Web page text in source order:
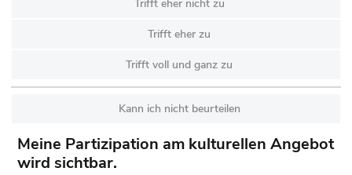
Trifft eher nicht zu
Trifft eher zu
Trifft voll und ganz zu
Kann ich nicht beurteilen
Meine Partizipation am kulturellen Angebot
wird sichtbar.